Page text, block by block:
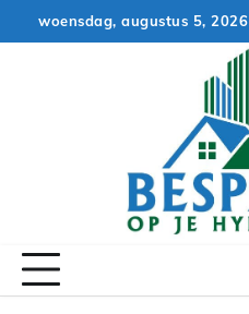
to
woensdag, augustus 5, 2026